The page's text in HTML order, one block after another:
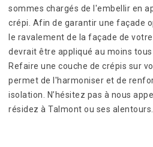
sommes chargés de l'embellir en
crépi. Afin de garantir une façade
le ravalement de la façade de
devrait être appliqué au moins tous
Refaire une couche de crépis sur
permet de l'harmoniser et de
isolation. N’hésitez pas à nous
résidez à Talmont ou ses alentours.